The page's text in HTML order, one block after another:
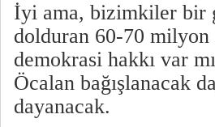
İyi ama, bizimkiler bir
dolduran 60-70
demokrasi hakkı var
Öcalan bağışlanacak
dayanacak.